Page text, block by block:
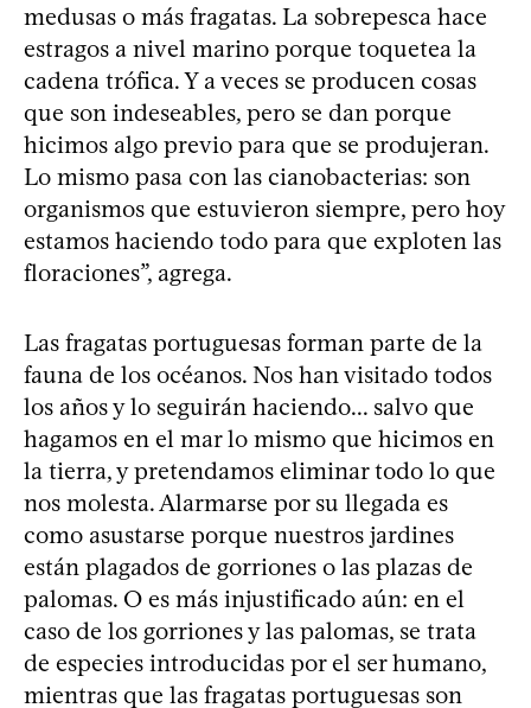
medusas o más fragatas. La sobrepesca hace
estragos a nivel marino porque toquetea la
cadena trófica. Y a veces se producen cosas
que son indeseables, pero se dan porque
hicimos algo previo para que se produjeran.
Lo mismo pasa con las cianobacterias: son
organismos que estuvieron siempre, pero hoy
estamos haciendo todo para que exploten las
floraciones”, agrega.
Las fragatas portuguesas forman parte de la
fauna de los océanos. Nos han visitado todos
los años y lo seguirán haciendo... salvo que
hagamos en el mar lo mismo que hicimos en
la tierra, y pretendamos eliminar todo lo que
nos molesta. Alarmarse por su llegada es
como asustarse porque nuestros jardines
están plagados de gorriones o las plazas de
palomas. O es más injustificado aún: en el
caso de los gorriones y las palomas, se trata
de especies introducidas por el ser humano,
mientras que las fragatas portuguesas son